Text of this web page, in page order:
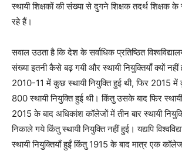
स्थायी शिक्षकों की संख्या से दुगने शिक्षक तदर्थ शिक्षक के
रहे हैं।
सवाल उठता है कि देश के सर्वाधिक प्रतिष्ठित
संख्या इतनी कैसे बढ़ गयी और स्थायी नियुक्तियाँ क्यों
2010-11 में कुछ स्थायी नियुक्ति हुई थी, फिर 2015
800 स्थायी नियुक्ति हुई थी। किंतु उसके बाद फिर
2015 के बाद अधिकांश कॉलेजों में तीन बार स्थायी
निकाले गये किंतु स्थायी नियुक्ति नहीं हुई। यद्यपि
स्थायी नियुक्तियाँ हुईं किंतु 1915 के बाद मात्र एक कॉलेज